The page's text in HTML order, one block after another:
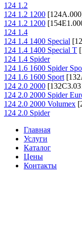
124 1.2
124 1.2 1200
124 1.2 1200
124 1.4
124 1.4 1400 Special
124 1.4 1400 Special T
124 1.4 Spider
124 1.6 1600 Spider
124 1.6 1600 Sport
124 2.0 2000
124 2.0 2000 Spider
124 2.0 2000 Volumex
124 2.0 Spider
Главная
Услуги
Каталог
Цены
Контакты